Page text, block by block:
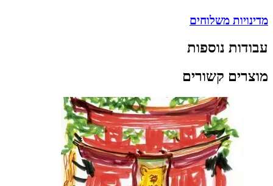
מדינויות משלוחים
עבודות נוספות
מוצרים קשורים